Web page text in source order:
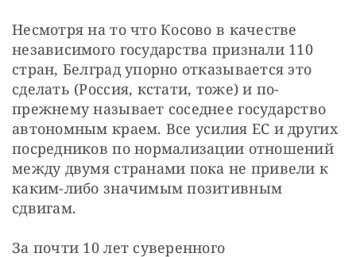
Несмотря на то что Косово в качестве
независимого государства признали 110
стран, Белград упорно отказывается это
сделать (Россия, кстати, тоже) и по-
прежнему называет соседнее государство
автономным краем. Все усилия ЕС и других
посредников по нормализации отношений
между двумя странами пока не привели к
каким-либо значимым позитивным
сдвигам.
За почти 10 лет суверенного